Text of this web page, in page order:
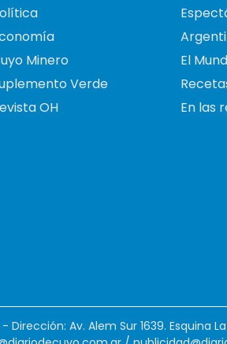
Minero
Verde
OH
El
En las
Dirección: Av. Alem Sur 1639.